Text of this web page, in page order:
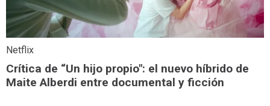
Netflix
Crítica de “Un hijo propio": el nuevo híbrido de
Maite Alberdi entre documental y ficción